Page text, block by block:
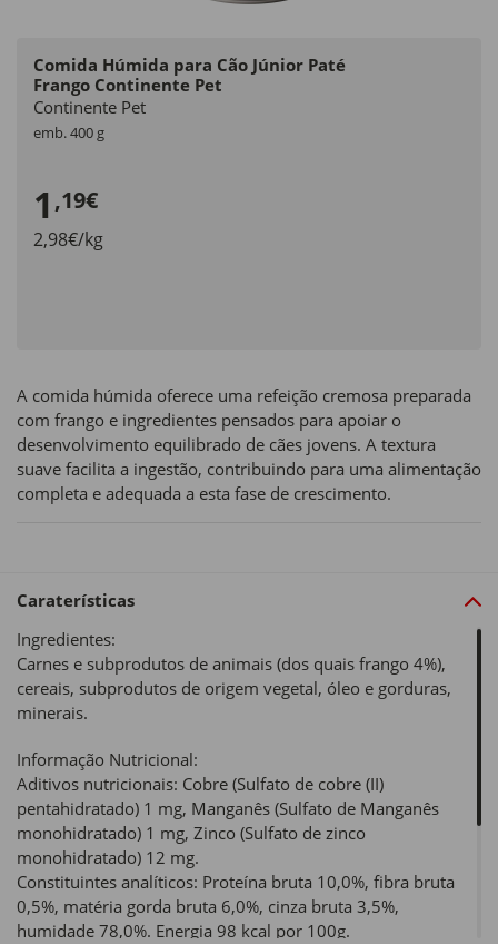
Comida Húmida para Cão Júnior Paté
Frango Continente Pet
Continente Pet
emb. 400 g
1 ,19€
2,98€/kg
A comida húmida oferece uma refeição cremosa preparada
com frango e ingredientes pensados para apoiar o
desenvolvimento equilibrado de cães jovens. A textura
suave facilita a ingestão, contribuindo para uma alimentação
completa e adequada a esta fase de crescimento.
Caraterísticas
Ingredientes:
Carnes e subprodutos de animais (dos quais frango 4%),
cereais, subprodutos de origem vegetal, óleo e gorduras,
minerais.
Informação Nutricional:
Aditivos nutricionais: Cobre (Sulfato de cobre (II)
pentahidratado) 1 mg, Manganês (Sulfato de Manganês
monohidratado) 1 mg, Zinco (Sulfato de zinco
monohidratado) 12 mg.
Constituintes analíticos: Proteína bruta 10,0%, fibra bruta
0,5%, matéria gorda bruta 6,0%, cinza bruta 3,5%,
humidade 78,0%. Energia 98 kcal por 100g.